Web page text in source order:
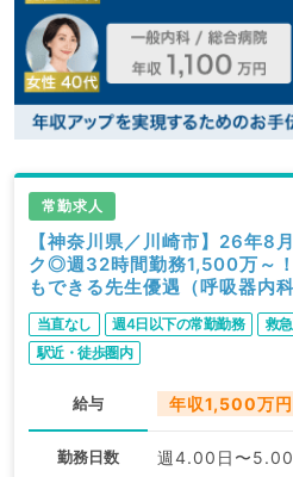
常勤求人
【神奈川県／川崎市】26年8
ク◎週32時間勤務1,500万～
もできる先生優遇（呼吸器内
当直なし 週4日以下の常勤勤務 救
駅近・徒歩圏内
給与 年収1,500万
勤務日数 週4.00日〜5.00